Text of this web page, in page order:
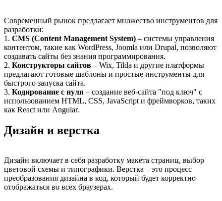
Современный рынок предлагает множество инструментов для
разработки:
1. CMS (Content Management System) – системы управления
контентом, такие как WordPress, Joomla или Drupal, позволяют
создавать сайты без знания программирования.
2. Конструкторы сайтов – Wix, Tilda и другие платформы
предлагают готовые шаблоны и простые инструменты для
быстрого запуска сайта.
3. Кодирование с нуля – создание веб-сайта "под ключ" с
использованием HTML, CSS, JavaScript и фреймворков, таких
как React или Angular.
Дизайн и верстка
Дизайн включает в себя разработку макета страниц, выбор
цветовой схемы и типографики. Верстка – это процесс
преобразования дизайна в код, который будет корректно
отображаться во всех браузерах.